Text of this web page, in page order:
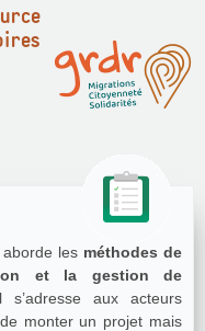
les méthodes de
et la gestion de
s’adresse aux acteurs
monter un projet mais